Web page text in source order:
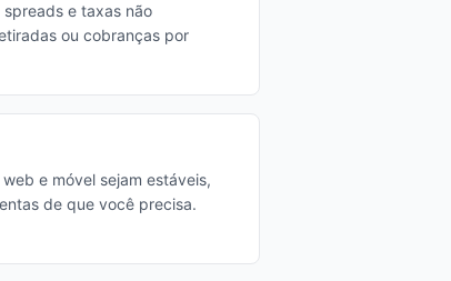
e taxas não
ou cobranças por
e móvel sejam estáveis,
de que você precisa.